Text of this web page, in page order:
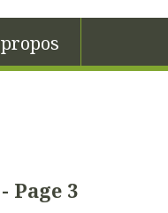
Page 3